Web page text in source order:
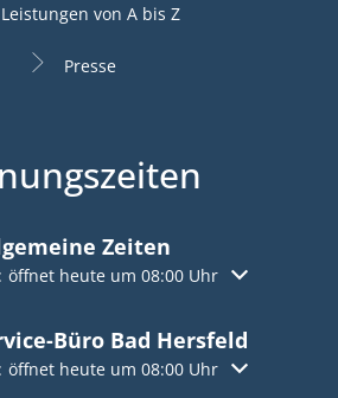
Leistungen von A bis Z
Presse
Zeiten
Öffnungs- oder Schließzeiten
öffnet heute um 08:00 Uhr
Büro Bad Hersfeld
Öffnungs- oder Schließzeiten
öffnet heute um 08:00 Uhr